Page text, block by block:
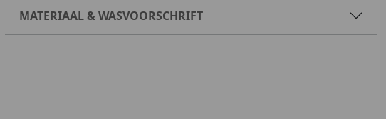
MATERIAAL & WASVOORSCHRIFT